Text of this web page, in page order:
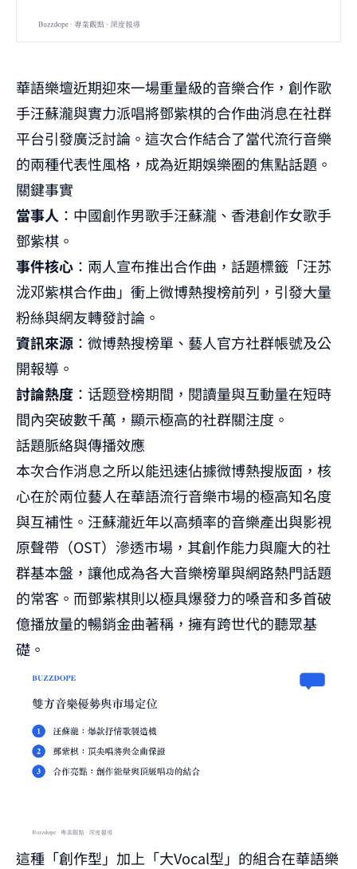
華語樂壇近期迎來一場重量級的音樂合作，創作歌
手汪蘇瀧與實力派唱將鄧紫棋的合作曲消息在社群
平台引發廣泛討論。這次合作結合了當代流行音樂
的兩種代表性風格，成為近期娛樂圈的焦點話題。
關鍵事實
當事人 ：中國創作男歌手汪蘇瀧、香港創作女歌手
鄧紫棋。
事件核心 ：兩人宣布推出合作曲，話題標籤「汪苏
泷邓紫棋合作曲」衝上微博熱搜榜前列，引發大量
粉絲與網友轉發討論。
資訊來源 ：微博熱搜榜單、藝人官方社群帳號及公
開報導。
討論熱度 ：话题登榜期間，閱讀量與互動量在短時
間內突破數千萬，顯示極高的社群關注度。
話題脈絡與傳播效應
本次合作消息之所以能迅速佔據微博熱搜版面，核
心在於兩位藝人在華語流行音樂市場的極高知名度
與互補性。汪蘇瀧近年以高頻率的音樂產出與影視
原聲帶（OST）滲透市場，其創作能力與龐大的社
群基本盤，讓他成為各大音樂榜單與網路熱門話題
的常客。而鄧紫棋則以極具爆發力的嗓音和多首破
億播放量的暢銷金曲著稱，擁有跨世代的聽眾基
礎。
這種「創作型」加上「大Vocal型」的組合在華語樂